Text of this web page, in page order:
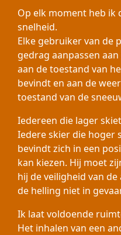
Op elk moment heb ik
snelheid.
Elke gebruiker van de
gedrag aanpassen
aan de toestand van
bevindt en aan de
toestand van de
Iedereen die lager
Iedere skier die hoger
bevindt zich in een
kan kiezen. Hij moet
hij de veiligheid van
de helling niet in
Ik laat voldoende
Het inhalen van een